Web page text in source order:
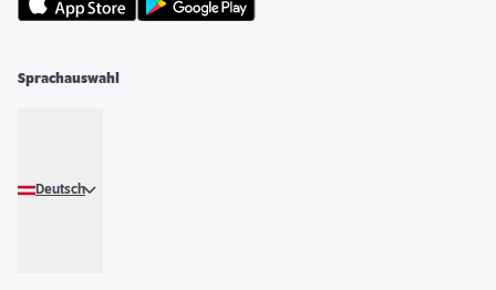
Sprachauswahl
Deutsch